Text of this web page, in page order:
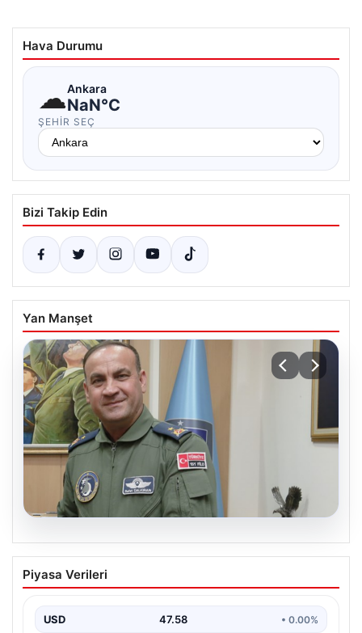
Hava Durumu
☁Ankara
NaN°C
ŞEHIR SEÇ
Bizi Takip Edin
Yan Manşet
05.08.2026
Rafet Dalkıran kimdir? Yeni Hava
Kuvvetleri Komutanı Rafet Dalkıran’ın
Piyasa Verileri
USD 47.58 • 0.00%